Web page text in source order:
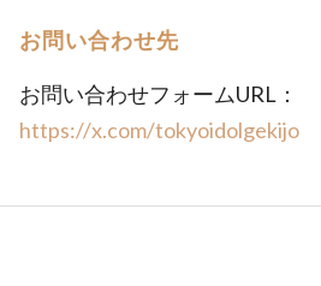
お問い合わせ先
お問い合わせフォームURL：
https://x.com/tokyoidolgekijo